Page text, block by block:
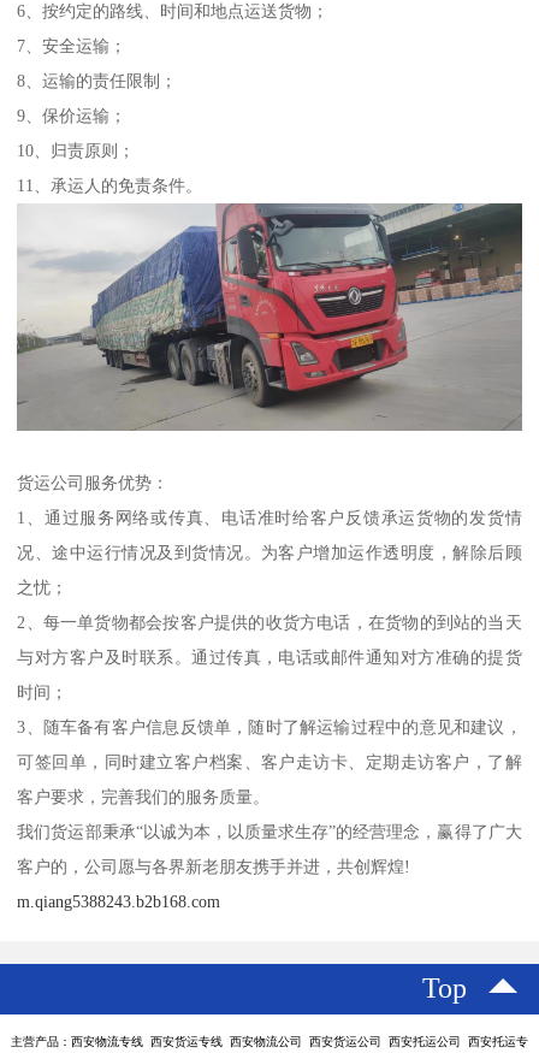
6、按约定的路线、时间和地点运送货物；
7、安全运输；
8、运输的责任限制；
9、保价运输；
10、归责原则；
11、承运人的免责条件。
货运公司服务优势：
1、通过服务网络或传真、电话准时给客户反馈承运货物的发货情
况、途中运行情况及到货情况。为客户增加运作透明度，解除后顾
之忧；
2、每一单货物都会按客户提供的收货方电话，在货物的到站的当天
与对方客户及时联系。通过传真，电话或邮件通知对方准确的提货
时间；
3、随车备有客户信息反馈单，随时了解运输过程中的意见和建议，
可签回单，同时建立客户档案、客户走访卡、定期走访客户，了解
客户要求，完善我们的服务质量。
我们货运部秉承“以诚为本，以质量求生存”的经营理念，赢得了广大
客户的，公司愿与各界新老朋友携手并进，共创辉煌!
m.qiang5388243.b2b168.com
Top
主营产品：西安物流专线 西安货运专线 西安物流公司 西安货运公司 西安托运公司 西安托运专